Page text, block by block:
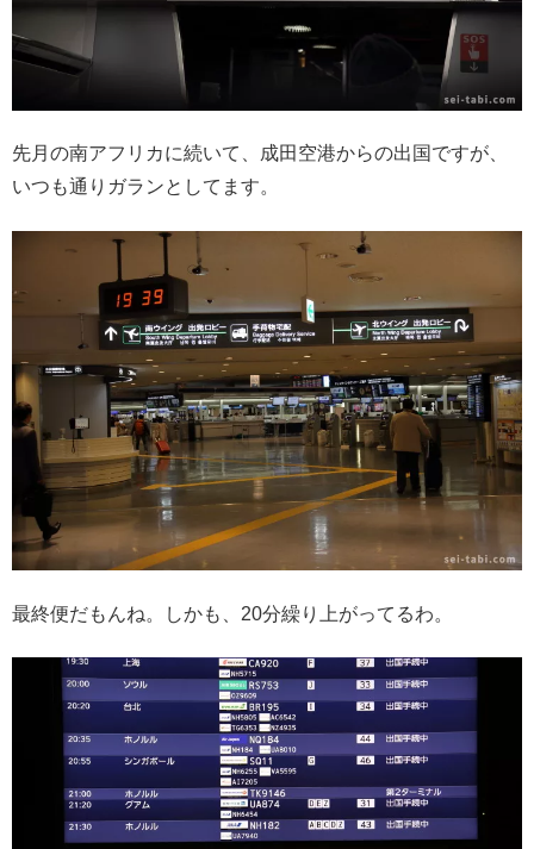
先月の南アフリカに続いて、成田空港からの出国ですが、
いつも通りガランとしてます。
最終便だもんね。しかも、20分繰り上がってるわ。